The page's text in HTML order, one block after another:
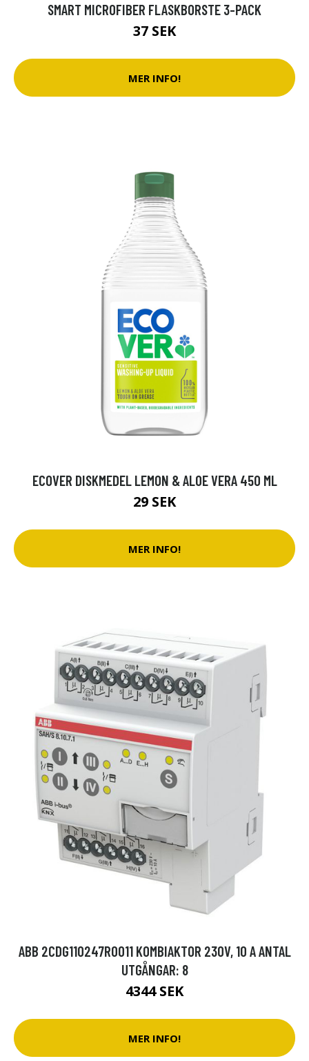
SMART MICROFIBER FLASKBORSTE 3-PACK
37 SEK
MER INFO!
ECOVER DISKMEDEL LEMON & ALOE VERA 450 ML
29 SEK
MER INFO!
ABB 2CDG110247R0011 KOMBIAKTOR 230V, 10 A ANTAL
UTGÅNGAR: 8
4344 SEK
MER INFO!